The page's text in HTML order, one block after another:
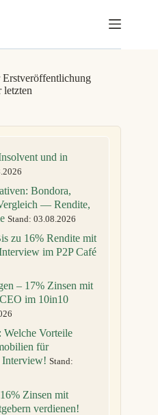
Erstveröffentlichung
letzten
und in
Bondora,
— Rendite,
Stand: 03.08.2026
zu 16% Rendite mit
im P2P Café
– 17% Zinsen mit
im 10in10
Welche Vorteile
für
Interview! Stand:
Zinsen mit
verdienen!